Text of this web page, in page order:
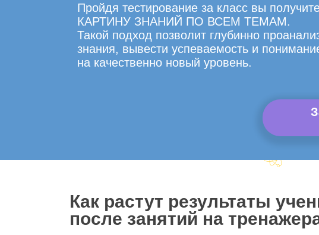
Пройдя тестирование за класс вы
КАРТИНУ ЗНАНИЙ ПО ВСЕМ ТЕМАМ.
Такой подход позволит глубинно
знания, вывести успеваемость и
на качественно новый уровень.
Как растут результаты
после занятий на